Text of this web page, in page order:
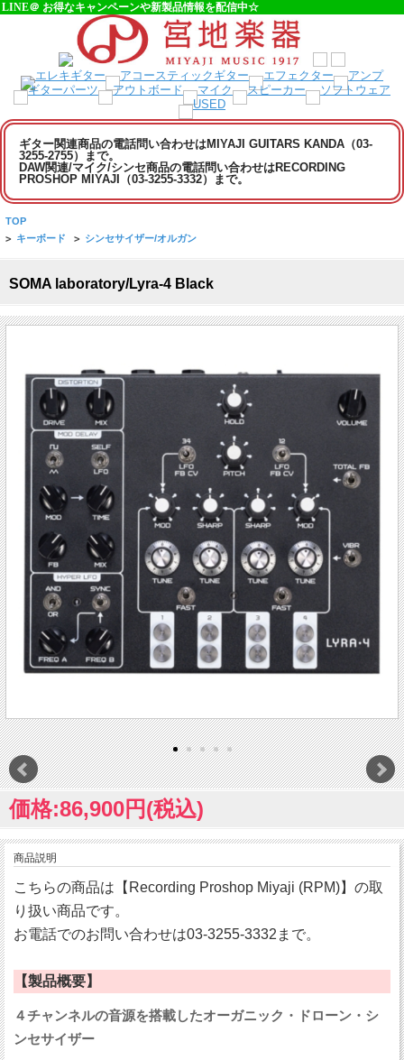
LINE＠ お得なキャンペーンや新製品情報を配信中☆
ギター関連商品の電話問い合わせはMIYAJI GUITARS KANDA（03-
3255-2755）まで。
DAW関連/マイク/シンセ商品の電話問い合わせはRECORDING
PROSHOP MIYAJI（03-3255-3332）まで。
TOP
> キーボード > シンセサイザー/オルガン
SOMA laboratory/Lyra-4 Black
価格:86,900円(税込)
商品説明
こちらの商品は【Recording Proshop Miyaji (RPM)】の取
り扱い商品です。
お電話でのお問い合わせは03-3255-3332まで。
【製品概要】
４チャンネルの音源を搭載したオーガニック・ドローン・シ
ンセサイザー